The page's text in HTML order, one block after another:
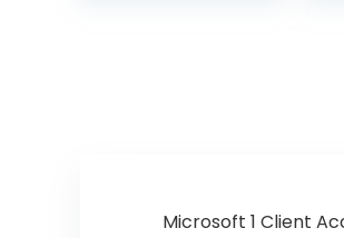
Microsoft 1 Client